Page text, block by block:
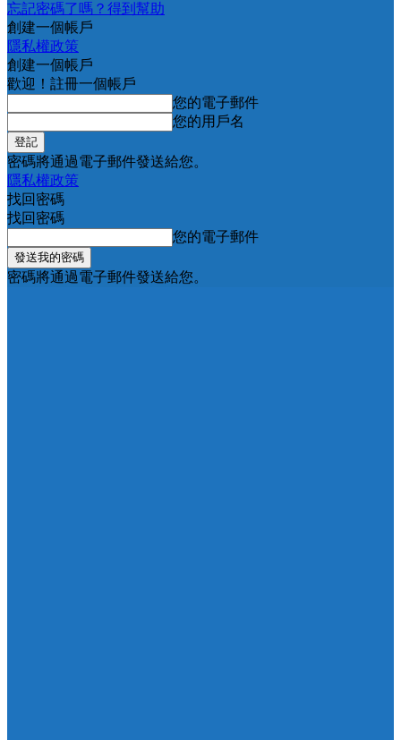
忘記密碼了嗎？得到幫助
創建一個帳戶
隱私權政策
創建一個帳戶
歡迎！註冊一個帳戶
您的電子郵件
您的用戶名
密碼將通過電子郵件發送給您。
隱私權政策
找回密碼
找回密碼
您的電子郵件
密碼將通過電子郵件發送給您。